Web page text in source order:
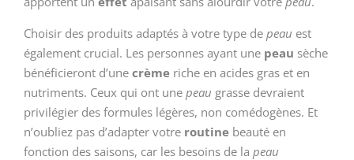
Choisir des produits adaptés à votre type de peau est
également crucial. Les personnes ayant une peau sèche
bénéficieront d’une crème riche en acides gras et en
nutriments. Ceux qui ont une peau grasse devraient
privilégier des formules légères, non comédogènes. Et
n’oubliez pas d’adapter votre routine beauté en
fonction des saisons, car les besoins de la peau